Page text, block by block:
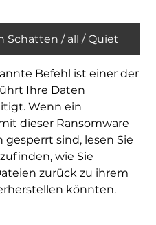
Schatten / all / Quiet
Befehl ist einer der
Ihre Daten
Wenn ein
dieser Ransomware
sind, lesen Sie
wie Sie
zurück zu ihrem
könnten.